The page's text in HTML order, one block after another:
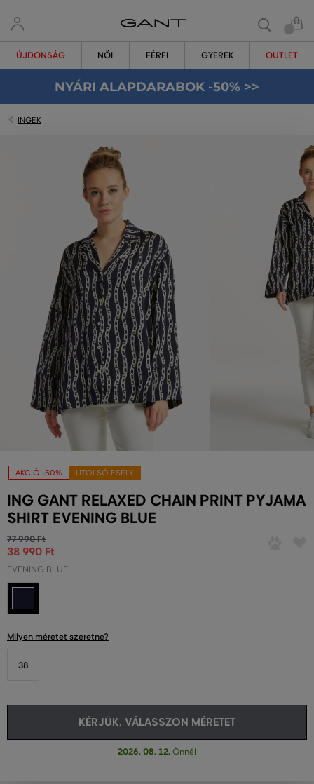
ÚJDONSÁG NŐI FÉRFI GYEREK OUTLET
NYÁRI ALAPDARABOK -50% >>
INGEK
AKCIÓ -50% UTOLSÓ ESÉLY
ING GANT RELAXED CHAIN PRINT PYJAMA
SHIRT EVENING BLUE
77 990 Ft
38 990 Ft
EVENING BLUE
Milyen méretet szeretne?
38
KÉRJÜK, VÁLASSZON MÉRETET
2026. 08. 12. Önnél